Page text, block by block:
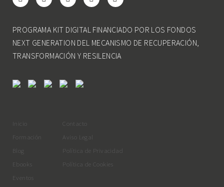
PROGRAMA KIT DIGITAL FINANCIADO POR LOS FONDOS
NEXT GENERATION DEL MECANISMO DE RECUPERACIÓN,
TRANSFORMACIÓN Y RESILENCIA
Inicio
Formación
Blog
Ebooks
Eventos
Contacto
Aviso Legal
Política de Privacidad
Política de Cookies